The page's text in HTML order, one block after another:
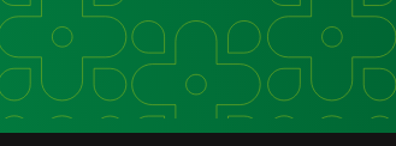
diusulkan karena belum memilki alumni,
dapat diusulkan untuk peroleh beassiwa,
sehingga untuk dana finansial kuliah pun
dari pribadi, Saya yang tinggal di Banda
pulang pergi, dengan pesawat pagi 50
sampai ke Medan dan langsung mengikuti